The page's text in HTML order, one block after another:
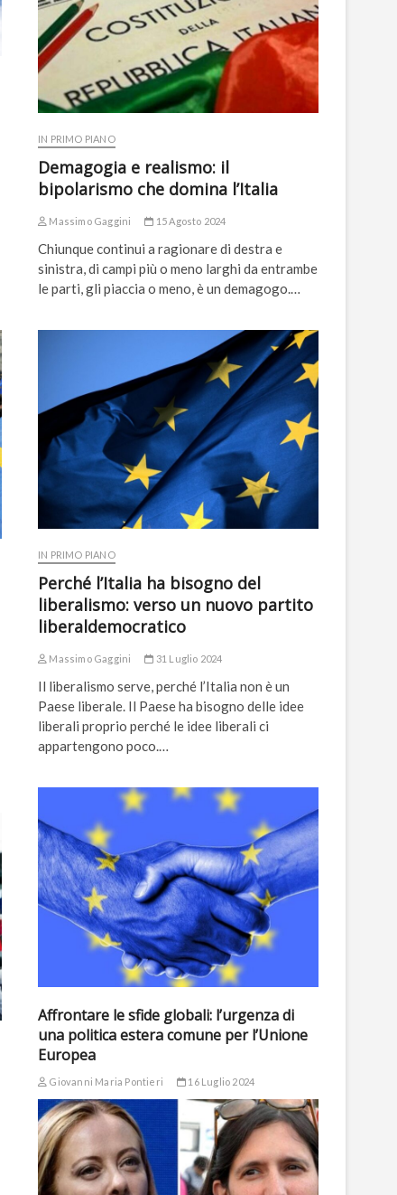
IN PRIMO PIANO
Demagogia e realismo: il
bipolarismo che domina l’Italia
Massimo Gaggini 15 Agosto 2024
Chiunque continui a ragionare di destra e
sinistra, di campi più o meno larghi da entrambe
le parti, gli piaccia o meno, è un demagogo.…
IN PRIMO PIANO
Perché l’Italia ha bisogno del
liberalismo: verso un nuovo partito
liberaldemocratico
Massimo Gaggini 31 Luglio 2024
Il liberalismo serve, perché l’Italia non è un
Paese liberale. Il Paese ha bisogno delle idee
liberali proprio perché le idee liberali ci
appartengono poco.…
Affrontare le sfide globali: l’urgenza di
una politica estera comune per l’Unione
Europea
Giovanni Maria Pontieri 16 Luglio 2024